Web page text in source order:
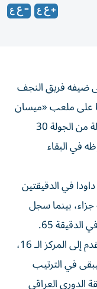
ضيفه فريق النجف
على ملعب «ميسان
الأولمبي» في محافظة ميسان وهي مؤجلة من الجولة 30
في البقاء
في الدقيقتين
جزاء، بينما سجل
65.
رفع نفط ميسان رصيده إلى 40 نقطة، ليتقدم إلى المركز الـ 16،
عند 19 نقطة، ليبقى في الترتيب
الدوري العراقي